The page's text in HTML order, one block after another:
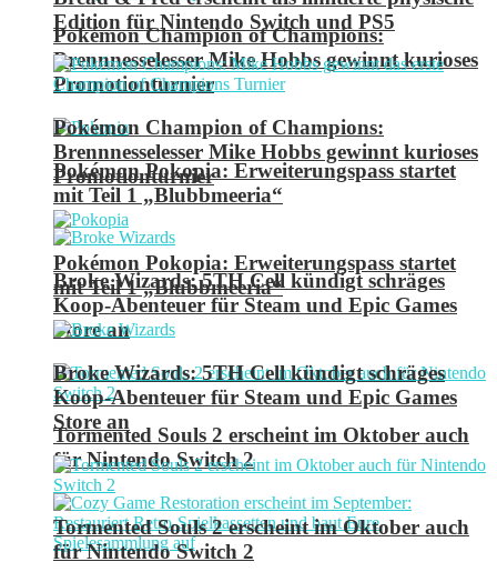
Pokémon Champion of Champions:
Brennnesselesser Mike Hobbs gewinnt kurioses
Promotionturnier
Pokémon Pokopia: Erweiterungspass startet
mit Teil 1 „Blubbmeeria“
Broke Wizards: 5TH Cell kündigt schräges
Koop-Abenteuer für Steam und Epic Games
Store an
Tormented Souls 2 erscheint im Oktober auch
für Nintendo Switch 2
Edition für Nintendo Switch und PS5
Pokémon Champion of Champions:
Brennnesselesser Mike Hobbs gewinnt kurioses
Promotionturnier
Pokémon Pokopia: Erweiterungspass startet
mit Teil 1 „Blubbmeeria“
Broke Wizards: 5TH Cell kündigt schräges
Koop-Abenteuer für Steam und Epic Games
Store an
Tormented Souls 2 erscheint im Oktober auch
für Nintendo Switch 2